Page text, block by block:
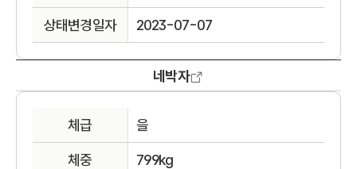
상태변경일자 2023-07-07
네박자
체급 을
체중 799kg